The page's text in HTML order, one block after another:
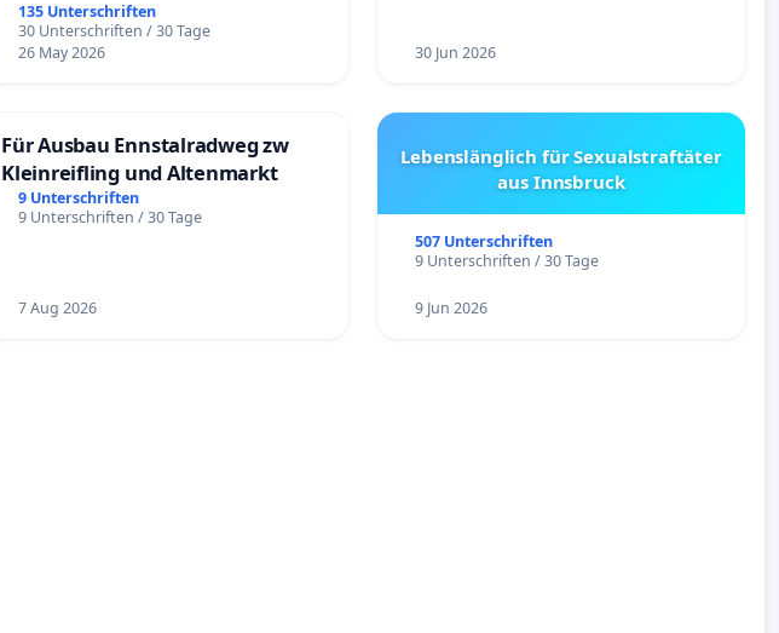
135 Unterschriften
30 Unterschriften / 30 Tage
26 May 2026
30 Jun 2026
Für Ausbau Ennstalradweg zw
Kleinreifling und Altenmarkt
9 Unterschriften
9 Unterschriften / 30 Tage
7 Aug 2026
Lebenslänglich für Sexualstraftäter
aus Innsbruck
507 Unterschriften
9 Unterschriften / 30 Tage
9 Jun 2026